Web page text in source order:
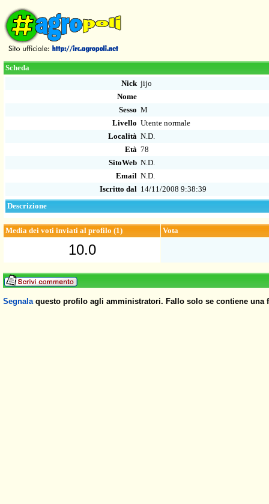
Scheda
Nick jijo
Nome
Sesso M
Livello Utente normale
Località N.D.
Età 78
SitoWeb N.D.
Email N.D.
Iscritto dal 14/11/2008 9:38:39
Descrizione
Media dei voti inviati al profilo (1) Vota
10.0
Segnalaquesto profilo agli amministratori. Fallo solo se contiene una